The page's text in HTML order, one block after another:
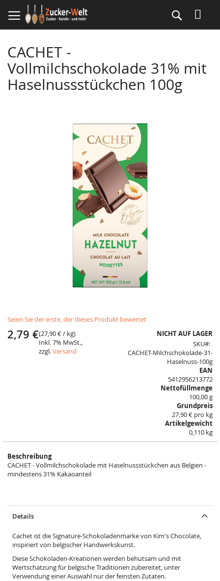
zum
Inhalt
Suche
CACHET -
Vollmilchschokolade 31% mit
Haselnussstückchen 100g
to
the
beginning
Seien Sie der erste, der dieses Produkt bewertet
2,79 €(27,90 €/ kg)
Inkl. 7% MwSt.,
zzgl.Versand
NICHT AUF LAGER
SKU
CACHET-Milchschokolade-31-
Haselnuss-100g
EAN
5412956213772
Nettofüllmenge
100,00 g
Grundpreis
27,90 € pro kg
Artikelgewicht
0,110 kg
Beschreibung
CACHET - Vollmilchschokolade mit Haselnussstückchen aus Belgien -
mindestens 31% Kakaoanteil
Details
Cachet ist die Signature-Schokoladenmarke von Kim's Chocolate,
inspiriert von belgischer Handwerkskunst.
Diese Schokoladen-Kreationen werden behutsam und mit
Wertschätzung für belgische Traditionen zubereitet, unter
Verwendung einer Auswahl nur der feinsten Zutaten.